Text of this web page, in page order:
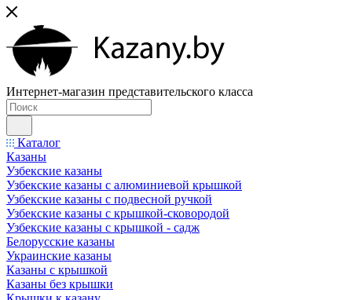
Интернет-магазин представительского класса
Каталог
Казаны
Узбекские казаны
Узбекские казаны с алюминиевой крышкой
Узбекские казаны с подвесной ручкой
Узбекские казаны с крышкой-сковородой
Узбекские казаны с крышкой - садж
Белорусские казаны
Украинские казаны
Казаны с крышкой
Казаны без крышки